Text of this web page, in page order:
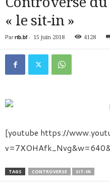
« le sit-in »
Par rtb.bf- 15 juin 2018 4128
[youtube https://
TAGS CONTROVERSE SIT-IN